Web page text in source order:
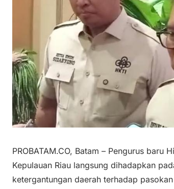
PROBATAM.CO, Batam – Pengurus baru
Kepulauan Riau langsung dihadapkan
ketergantungan daerah terhadap